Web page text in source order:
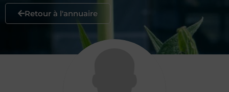
Retour à l'annuaire